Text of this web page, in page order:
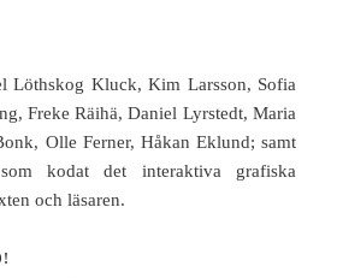
Löthskog Kluck, Kim Larsson, Sofia
Freke Räihä, Daniel Lyrstedt, Maria
Olle Ferner, Håkan Eklund; samt
som kodat det interaktiva grafiska
och läsaren.